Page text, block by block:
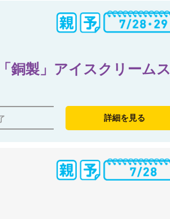
銅製」アイスクリームス
詳細を見る